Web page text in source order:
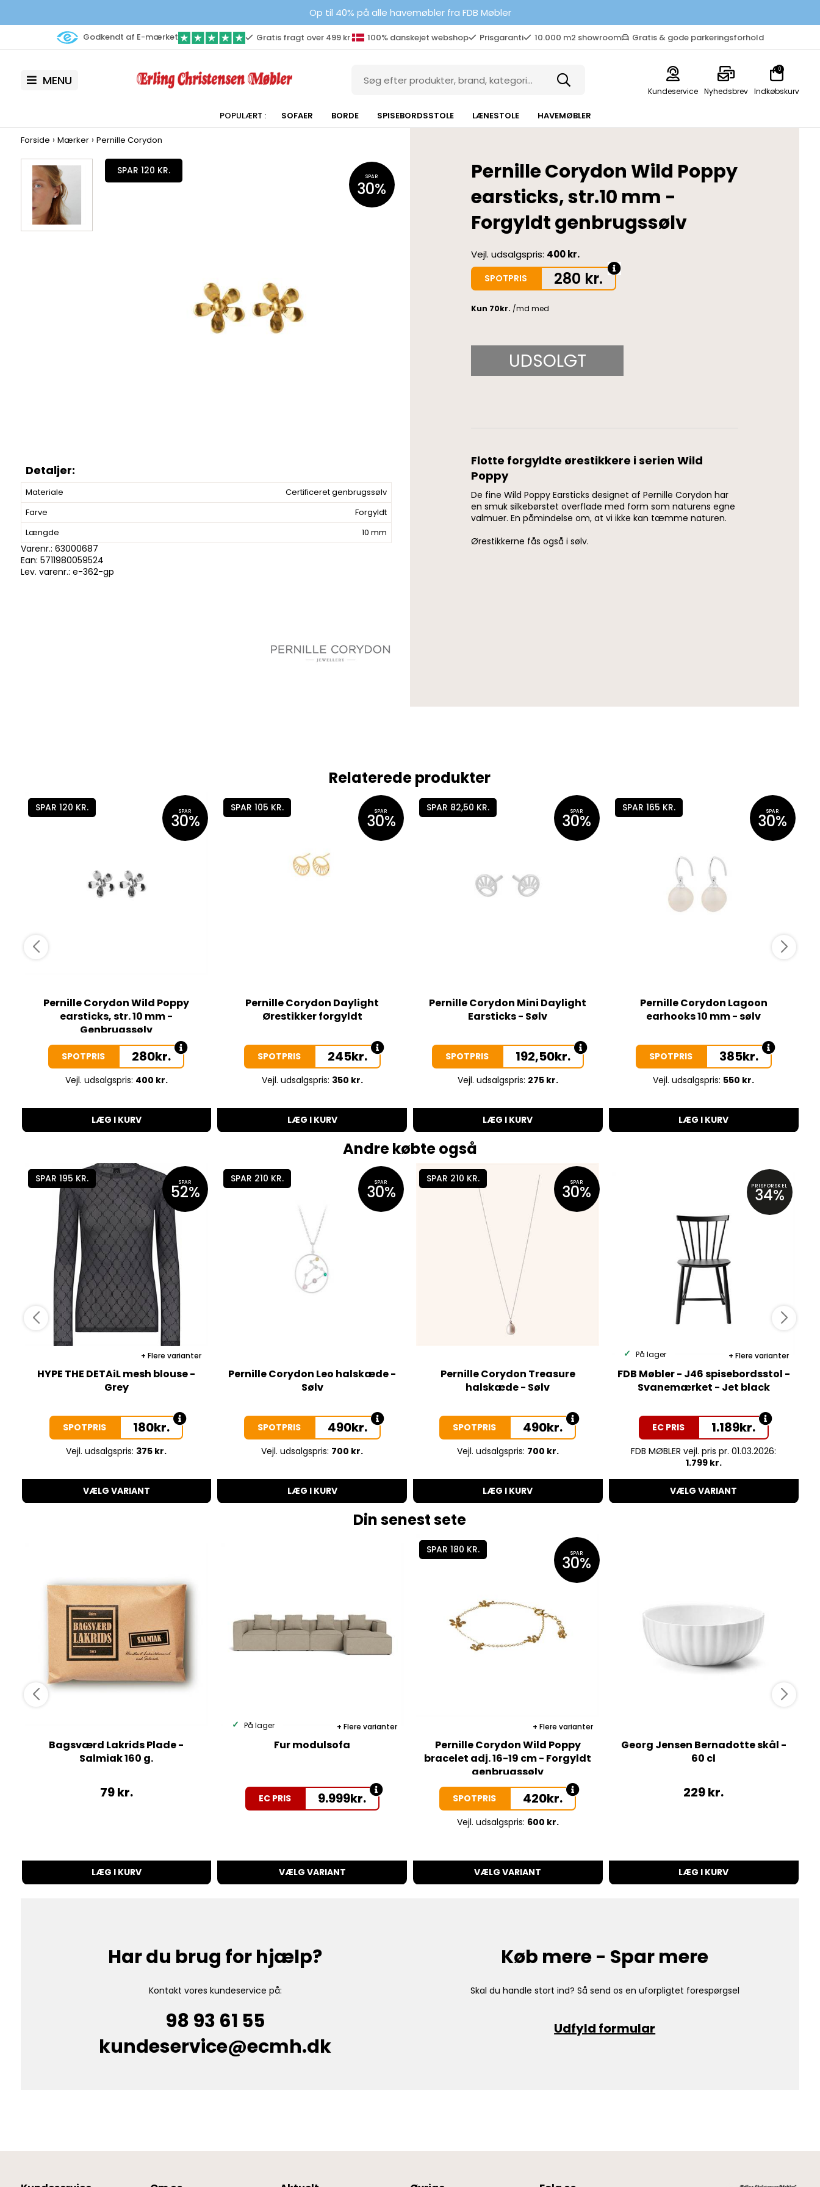
Op til 40% på alle havemøbler fra FDB Møbler
Godkendt af E-mærket Gratis fragt over 499 kr. 100% danskejet webshop Prisgaranti 10.000 m2 showroom Gratis & gode parkeringsforhold
MENU
Kundeservice Nyhedsbrev Indkøbskurv
0
SOFAER BORDE SPISEBORDSSTOLE LÆNESTOLE HAVEMØBLER
Forside › Mærker› Pernille Corydon
SPAR 120 KR.
SPAR
30%
Materiale
Certificeret genbrugssølv
Farve
Forgyldt
Længde
10 mm
Varenr.: 63000687
Ean: 5711980059524
Lev. varenr.: e-362-gp
Pernille Corydon Wild Poppy
earsticks, str.10 mm -
Forgyldt genbrugssølv
Vejl. udsalgspris: 400 kr.
SPOTPRIS 280 kr.
UDSOLGT
Flotte forgyldte ørestikkere i serien Wild
Poppy
De fine Wild Poppy Earsticks designet af Pernille Corydon har
en smuk silkebørstet overflade med form som naturens egne
valmuer. En påmindelse om, at vi ikke kan tæmme naturen.
Ørestikkerne fås også i sølv.
Relaterede produkter
SPAR 120 KR. SPAR
30%
Pernille Corydon Wild Poppy
earsticks, str. 10 mm -
Genbrugssølv
SPOTPRIS 280kr.
Vejl. udsalgspris: 400 kr.
LÆG I KURV
SPAR 105 KR. SPAR
30%
Pernille Corydon Daylight
Ørestikker forgyldt
SPOTPRIS 245kr.
Vejl. udsalgspris: 350 kr.
LÆG I KURV
SPAR 82,50 KR. SPAR
30%
Pernille Corydon Mini Daylight
Earsticks - Sølv
SPOTPRIS 192,50kr.
Vejl. udsalgspris: 275 kr.
LÆG I KURV
SPAR 165 KR. SPAR
30%
Pernille Corydon Lagoon
earhooks 10 mm - sølv
SPOTPRIS 385kr.
Vejl. udsalgspris: 550 kr.
LÆG I KURV
Andre købte også
SPAR 195 KR. SPAR
52%
Flere varianter
HYPE THE DETAiL mesh blouse -
Grey
SPOTPRIS 180kr.
Vejl. udsalgspris: 375 kr.
VÆLG VARIANT
SPAR 210 KR. SPAR
30%
Pernille Corydon Leo halskæde -
Sølv
SPOTPRIS 490kr.
Vejl. udsalgspris: 700 kr.
LÆG I KURV
SPAR 210 KR. SPAR
30%
Pernille Corydon Treasure
halskæde - Sølv
SPOTPRIS 490kr.
Vejl. udsalgspris: 700 kr.
LÆG I KURV
PRISFORSKEL
34%
Flere varianter
På lager
FDB Møbler - J46 spisebordsstol -
Svanemærket - Jet black
EC PRIS 1.189kr.
FDB MØBLER vejl. pris pr. 01.03.2026:
1.799 kr.
VÆLG VARIANT
Din senest sete
Bagsværd Lakrids Plade -
Salmiak 160 g.
79kr.
LÆG I KURV
Flere varianter
På lager
Fur modulsofa
EC PRIS 9.999kr.
VÆLG VARIANT
SPAR 180 KR. SPAR
30%
Flere varianter
Pernille Corydon Wild Poppy
bracelet adj. 16-19 cm - Forgyldt
genbrugssølv
SPOTPRIS 420kr.
Vejl. udsalgspris: 600 kr.
VÆLG VARIANT
Georg Jensen Bernadotte skål -
60 cl
229kr.
LÆG I KURV
Har du brug for hjælp?
Kontakt vores kundeservice på:
98 93 61 55
kundeservice@ecmh.dk
Køb mere - Spar mere
Skal du handle stort ind? Så send os en uforpligtet forespørgsel
Udfyld formular